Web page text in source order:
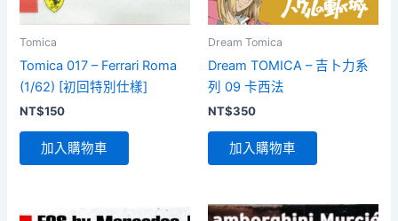
Tomica
Tomica 017 – Ferrari Roma
(1/62) [初回特別仕樣]
NT$150
加入購物車
Dream Tomica
Dream TOMICA – 吉卜力系
列 09 卡西法
NT$350
加入購物車